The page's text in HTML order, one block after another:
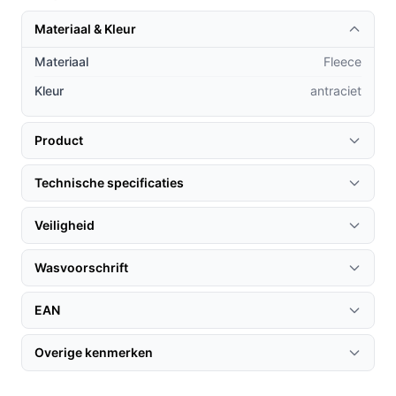
de nacht.
Wat maakt de Mesa Living deken uniek in vergelijking
**Unieke fleece-materiaal**: Het gebruik van
superzacht flanel fleece zorgt voor een aangenaam
gevoel op de huid, wat andere dekens vaak
missen.
**Snelle opwarming**: Door het vermogen van
160W is de deken binnen enkele minuten op
temperatuur, in tegenstelling tot veel
concurrenten.
**Eenvoudige bediening**: Met een
gebruiksvriendelijke interface is het instellen van
de temperatuur een fluitje van een cent.
Materiaal & Kleur
Materiaal
Fleece
Kleur
antraciet
Product
Technische specificaties
Veiligheid
Wasvoorschrift
EAN
Overige kenmerken